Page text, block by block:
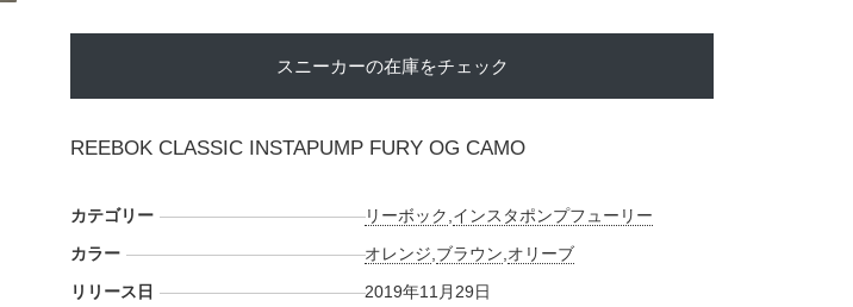
スニーカーの在庫をチェック
REEBOK CLASSIC INSTAPUMP FURY OG CAMO
カテゴリー リーボック インスタポンプフューリー
カラー
オレンジ ブラウン オリーブ
リリース日
2019年11月29日